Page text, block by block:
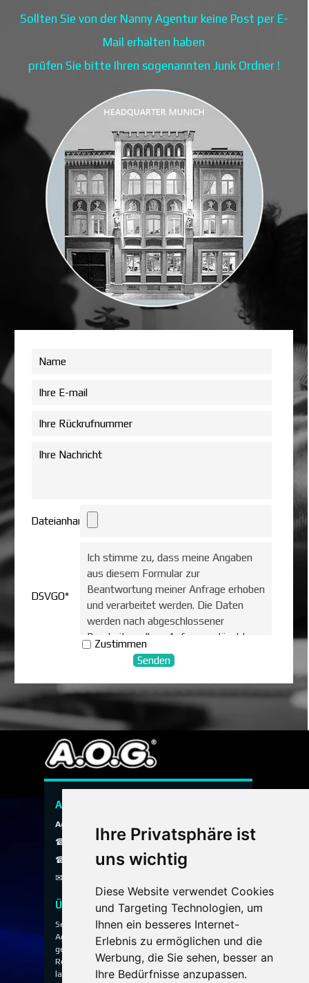
Ihre Privatsphäre ist
uns wichtig
Diese Website verwendet Cookies
und Targeting Technologien, um
Ihnen ein besseres Internet-
Erlebnis zu ermöglichen und die
Werbung, die Sie sehen, besser an
Ihre Bedürfnisse anzupassen.
Sollten Sie von der Nanny Agentur keine Post per E-
Mail erhalten haben
prüfen Sie bitte Ihren sogenannten Junk Ordner !
Dateianhang
DSVGO*
Ich stimme zu, dass meine Angaben
aus diesem Formular zur
Beantwortung meiner Anfrage erhoben
und verarbeitet werden. Die Daten
werden nach abgeschlossener
Bearbeitung Ihrer Anfrage gelöscht.
Hinweis: Sie können Ihre Einwilligung
jederzeit für die Zukunft per E-Mail an
info@aog-online.de widerrufen.
Detaillierte Informationen zum
Umgang mit Nutzerdaten finden Sie in
derDatenschutzerklärung.
Zustimmen
A.O.G. Hauspersonal Agentur
Agentur ohne Grenzen
☎ 089 / 299 900
☎ 0800 / 40 200 30
✉
Über uns
Seit 1993 vermittelt die A.O.G. Hauspersonal
Agentur ausgewähltes Hauspersonal für
gehobene Privathaushalte, Villen, Anwesen und
Residenzen – diskret, persönlich und mit
langjähriger Erfahrung.